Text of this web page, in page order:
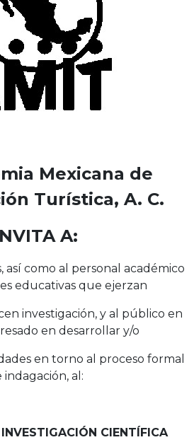
Mexicana de
Turística, A. C.
A:
así como al personal académico
educativas que ejerzan
investigación, y al público en
en desarrollar y/o
en torno al proceso formal
indagación, al:
CIENTÍFICA